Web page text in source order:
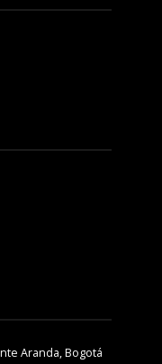
Aranda, Bogotá